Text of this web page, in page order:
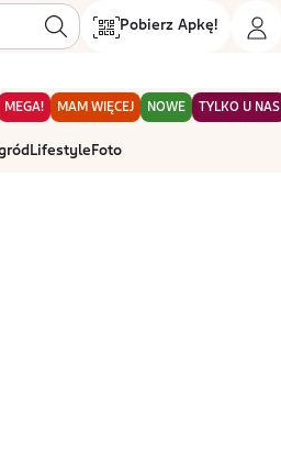
Pobierz Apkę!
MEGA! MAM WIĘCEJ NOWE TYLKO U NAS
Lifestyle Foto